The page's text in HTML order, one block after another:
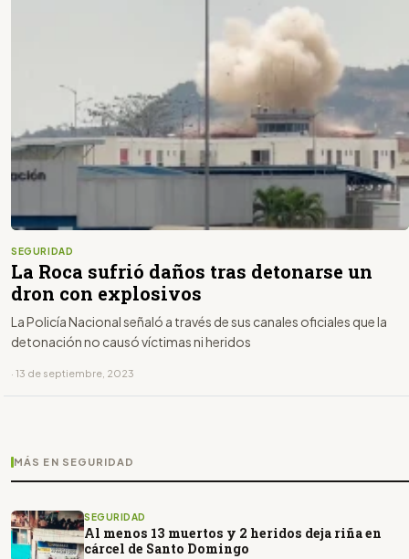
SEGURIDAD
La Roca sufrió daños tras detonarse un
dron con explosivos
La Policía Nacional señaló a través de sus canales oficiales que la
detonación no causó víctimas ni heridos
· 13 de septiembre, 2023
MÁS EN SEGURIDAD
SEGURIDAD
Al menos 13 muertos y 2 heridos deja riña en
cárcel de Santo Domingo